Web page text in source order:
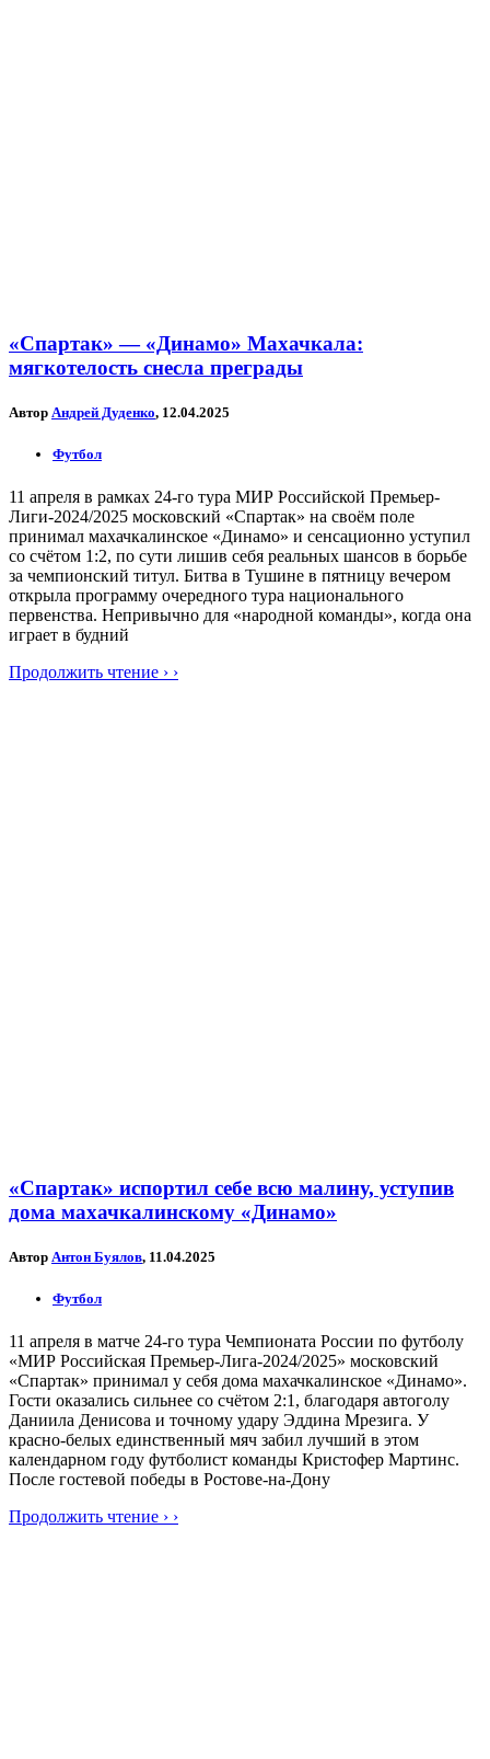
«Спартак» — «Динамо» Махачкала:
мягкотелость снесла преграды
Автор Андрей Дуденко, 12.04.2025
Футбол
11 апреля в рамках 24-го тура МИР Российской Премьер-
Лиги-2024/2025 московский «Спартак» на своём поле
принимал махачкалинское «Динамо» и сенсационно уступил
со счётом 1:2, по сути лишив себя реальных шансов в борьбе
за чемпионский титул. Битва в Тушине в пятницу вечером
открыла программу очередного тура национального
первенства. Непривычно для «народной команды», когда она
играет в будний
Продолжить чтение › ›
«Спартак» испортил себе всю малину, уступив
дома махачкалинскому «Динамо»
Автор Антон Буялов, 11.04.2025
Футбол
11 апреля в матче 24-го тура Чемпионата России по футболу
«МИР Российская Премьер-Лига-2024/2025» московский
«Спартак» принимал у себя дома махачкалинское «Динамо».
Гости оказались сильнее со счётом 2:1, благодаря автоголу
Даниила Денисова и точному удару Эддина Мрезига. У
красно-белых единственный мяч забил лучший в этом
календарном году футболист команды Кристофер Мартинс.
После гостевой победы в Ростове-на-Дону
Продолжить чтение › ›